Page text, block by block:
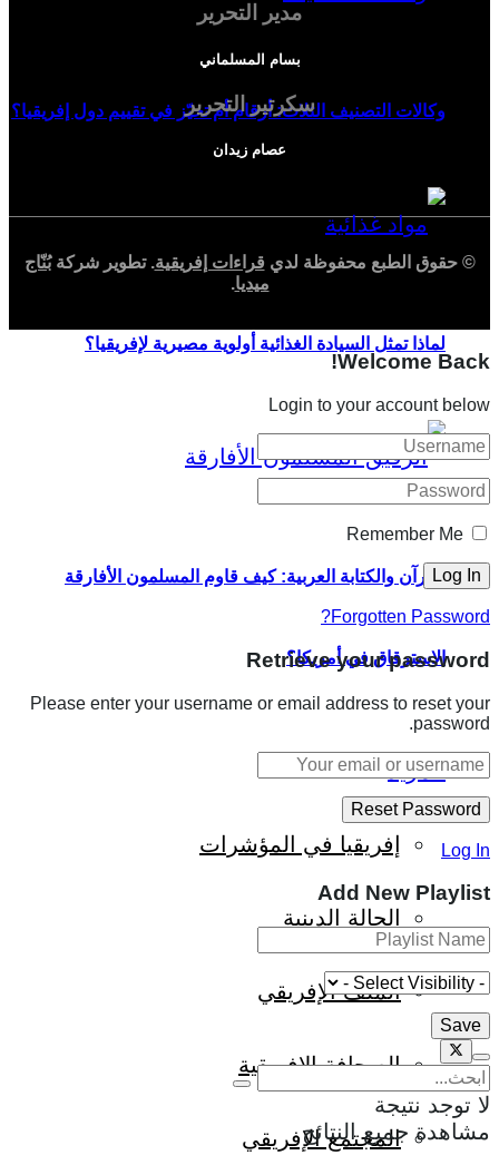
وكالات التصنيف الثلاث: أرقام أم تحيّز في تقييم دول إفريقيا؟
لماذا تمثل السيادة الغذائية أولوية مصيرية لإفريقيا؟
القرآن والكتابة العربية: كيف قاوم المسلمون الأفارقة
الاسترقاق في أمريكا؟
المزيد
إفريقيا في المؤشرات
الحالة الدينية
الملف الإفريقي
الصحافة الإفريقية
المجتمع الإفريقي
مدير التحرير
بسام المسلماني
سكرتير التحرير
عصام زيدان
© حقوق الطبع محفوظة لدي قراءات إفريقية. تطوير شركةبُنّاج
ميديا.
Welcome Back!
Login to your account below
Remember Me
Forgotten Password?
Retrieve your password
Please enter your username or email address to reset your
password.
Log In
Add New Playlist
لا توجد نتيجة
مشاهدة جميع النتائج